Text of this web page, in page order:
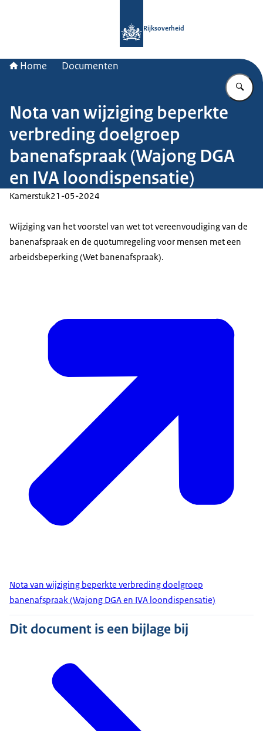
Rijksoverheid
Home Documenten
Nota van wijziging beperkte
verbreding doelgroep
banenafspraak (Wajong DGA
en IVA loondispensatie)
Kamerstuk21-05-2024
Wijziging van het voorstel van wet tot vereenvoudiging van de
banenafspraak en de quotumregeling voor mensen met een
arbeidsbeperking (Wet banenafspraak).
Nota van wijziging beperkte verbreding doelgroep
banenafspraak (Wajong DGA en IVA loondispensatie)
Dit document is een bijlage bij